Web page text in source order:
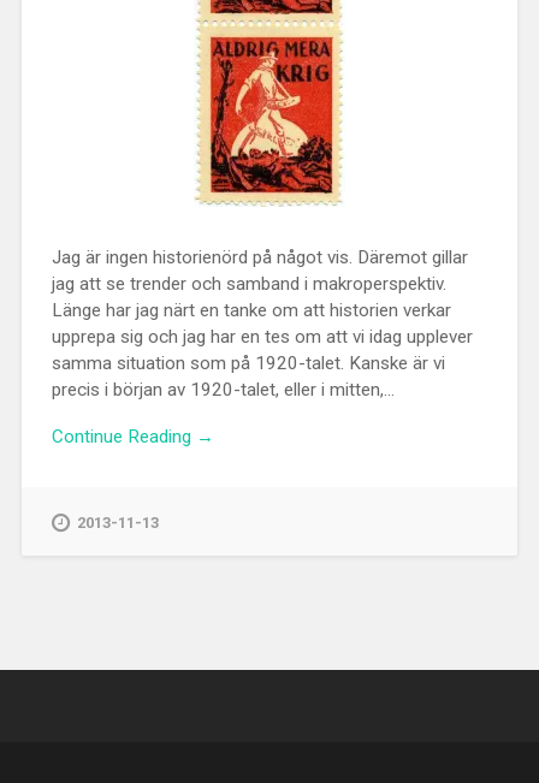
Jag är ingen historienörd på något vis. Däremot gillar
jag att se trender och samband i makroperspektiv.
Länge har jag närt en tanke om att historien verkar
upprepa sig och jag har en tes om att vi idag upplever
samma situation som på 1920-talet. Kanske är vi
precis i början av 1920-talet, eller i mitten,...
Continue Reading →
2013-11-13